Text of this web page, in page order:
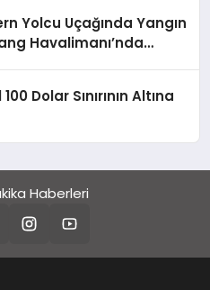
Yolcu Uçağında Yangın
Havalimanı’nda
Dolar Sınırının Altına
Haberleri